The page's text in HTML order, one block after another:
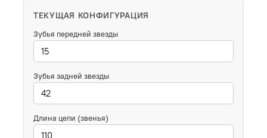
ТЕКУЩАЯ КОНФИГУРАЦИЯ
Зубья передней звезды
Зубья задней звезды
Длина цепи (звенья)